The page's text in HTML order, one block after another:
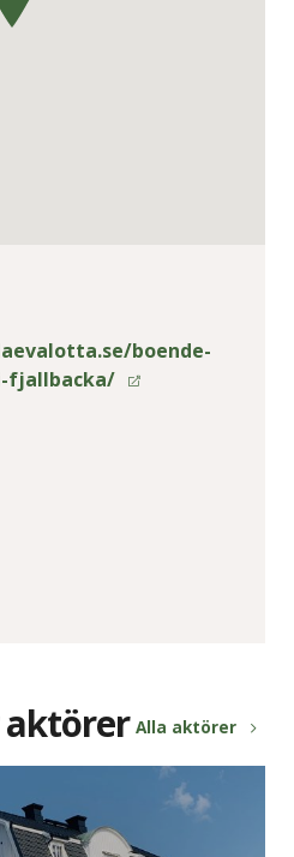
boende-
fjallbacka/
Alla aktörer